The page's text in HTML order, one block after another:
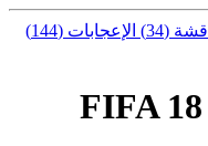
(34)
الإعجابات (144)